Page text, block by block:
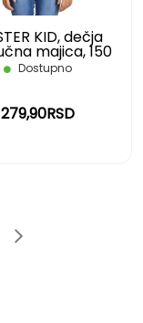
KID, dečja
majica, 150
plava, 12
Dostupno
279,90RSD
page
Page
5Page
Sledeće